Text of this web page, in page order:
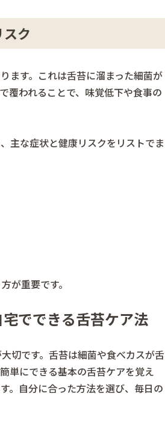
ク
ます。これは舌苔に溜まった細菌が
覆われることで、味覚低下や食事の
主な症状と健康リスクをリストでま
が重要です。
でできる舌苔ケア法
切です。舌苔は細菌や食べカスが舌
単にできる基本の舌苔ケアを覚え
。自分に合った方法を選び、毎日の